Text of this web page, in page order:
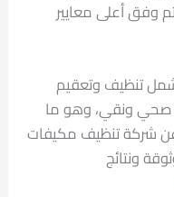
وفق أعلى معايير
تنظيف وتعقيم
صحي ونقي، وهو ما
عن شركة تنظيف مكيفات
ونتائج